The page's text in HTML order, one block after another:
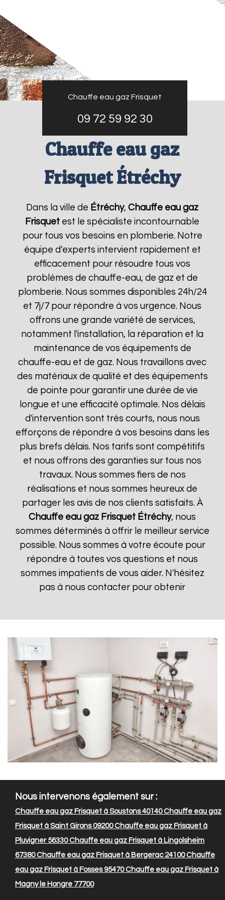
Chauffe eau gaz Frisquet
09 72 59 92 30
Chauffe eau gaz
Frisquet Étréchy
Dans la ville de Étréchy,Chauffe eau gaz
Frisquet est le spécialiste incontournable
pour tous vos besoins en plomberie. Notre
équipe d'experts intervient rapidement et
efficacement pour résoudre tous vos
problèmes de chauffe-eau, de gaz et de
plomberie. Nous sommes disponibles 24h/24
et 7j/7 pour répondre à vos urgence. Nous
offrons une grande variété de services,
notamment l'installation, la réparation et la
maintenance de vos équipements de
chauffe-eau et de gaz. Nous travaillons avec
des matériaux de qualité et des équipements
de pointe pour garantir une durée de vie
longue et une efficacité optimale. Nos délais
d'intervention sont très courts, nous nous
efforçons de répondre à vos besoins dans les
plus brefs délais. Nos tarifs sont compétitifs
et nous offrons des garanties sur tous nos
travaux. Nous sommes fiers de nos
réalisations et nous sommes heureux de
partager les avis de nos clients satisfaits. À
Chauffe eau gaz Frisquet Étréchy, nous
sommes déterminés à offrir le meilleur service
possible. Nous sommes à votre écoute pour
répondre à toutes vos questions et nous
sommes impatients de vous aider. N'hésitez
pas à nous contacter pour obtenir
Nous intervenons également sur :
Chauffe eau gaz Frisquet à Soustons 40140Chauffe eau gaz
Frisquet à Saint Girons 09200Chauffe eau gaz Frisquet à
Pluvigner 56330Chauffe eau gaz Frisquet à Lingolsheim
67380Chauffe eau gaz Frisquet à Bergerac 24100Chauffe
eau gaz Frisquet à Fosses 95470Chauffe eau gaz Frisquet à
Magny le Hongre 77700